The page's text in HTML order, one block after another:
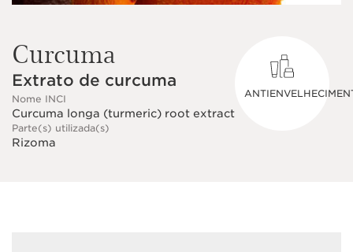
Curcuma
Extrato de curcuma
Nome INCI
Curcuma longa (turmeric) root extract
Parte(s) utilizada(s)
Rizoma